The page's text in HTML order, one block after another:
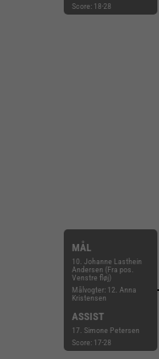
Score: 18-28
MÅL
10. Johanne Lasthein
Andersen (Fra pos.
Venstre fløj)
Målvogter: 12. Anna
Kristensen
ASSIST
17. Simone Petersen
Score: 17-28